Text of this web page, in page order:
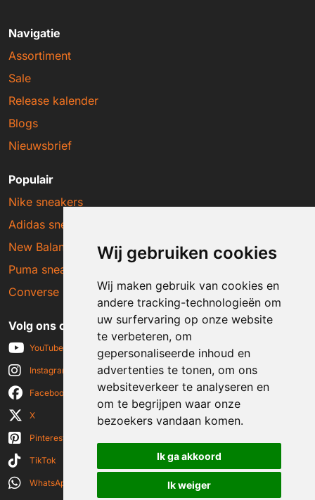
Wij gebruiken cookies
Wij maken gebruik van cookies en
andere tracking-technologieën om
uw surfervaring op onze website
te verbeteren, om
gepersonaliseerde inhoud en
advertenties te tonen, om ons
websiteverkeer te analyseren en
om te begrijpen waar onze
bezoekers vandaan komen.
Ik ga akkoord
Ik weiger
Navigatie
Assortiment
Sale
Release kalender
Blogs
Nieuwsbrief
Populair
Nike sneakers
Adidas sneakers
New Balance sneakers
Puma sneakers
Converse sneakers
Volg ons op social media
YouTube
Instagram
Facebook
X
Pinterest
TikTok
WhatsApp